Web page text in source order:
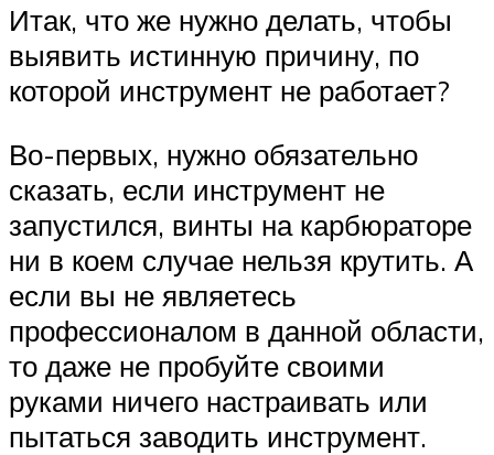
Итак, что же нужно делать, чтобы
выявить истинную причину, по
которой инструмент не работает?
Во-первых, нужно обязательно
сказать, если инструмент не
запустился, винты на карбюраторе
ни в коем случае нельзя крутить. А
если вы не являетесь
профессионалом в данной области,
то даже не пробуйте своими
руками ничего настраивать или
пытаться заводить инструмент.